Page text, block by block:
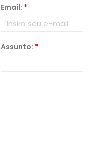
Email: *
Assunto: *